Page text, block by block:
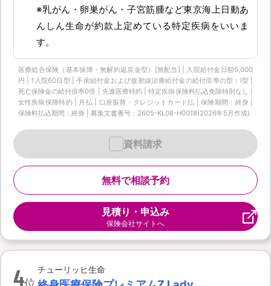
※乳がん・卵巣がん・子宮筋腫など東京海上日動あ
んしん生命が約款上定めている特定疾病をいいま
す。
医療総合保険（基本保障・無解約返戻金型）[無配当] | 入院給付金日額5,000
円 | 1入院60日型 | 手術給付金および放射線治療給付金の給付倍率の型：I型 |
死亡保険金の給付倍率0倍 | 先進医療特約 | 特定疾病保険料払込免除特則なし |
女性疾病保障特約 | 月払 | 口座振替・クレジットカード払 | 保険期間：終身 |
保険料払込期間：終身 | 募集文書番号：2605-KL08-H0018(2026年5月作成)
無料で相談予約
資料請求
見積り・申込み
保険会社サイトへ
4 チューリッヒ生命